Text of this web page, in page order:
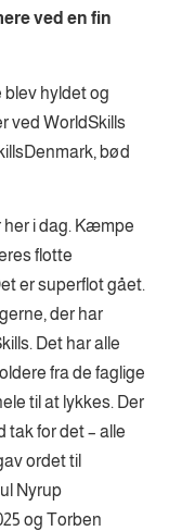
ved en fin
hyldet og
ved WorldSkills
bød
her i dag. Kæmpe
flotte
er superflot gået.
der har
Det har alle
fra de faglige
til at lykkes. Der
tak for det – alle
ordet til
Nyrup
og Torben